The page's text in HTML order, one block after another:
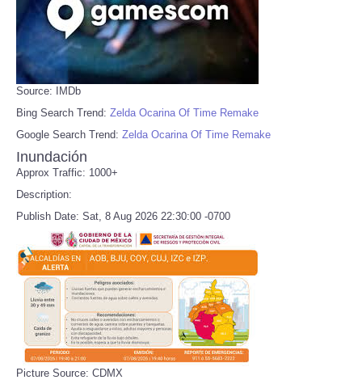
Source: IMDb
Bing Search Trend: Zelda Ocarina Of Time Remake
Google Search Trend: Zelda Ocarina Of Time Remake
Inundación
Approx Traffic: 1000+
Description:
Publish Date: Sat, 8 Aug 2026 22:30:00 -0700
Picture Source: CDMX